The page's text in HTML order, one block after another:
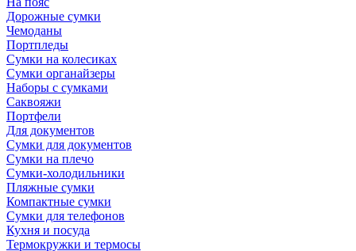
Дорожные сумки
Чемоданы
Портпледы
Сумки на колесиках
Сумки органайзеры
Наборы с сумками
Саквояжи
Портфели
Для документов
Сумки для документов
Сумки на плечо
Сумки-холодильники
Пляжные сумки
Компактные сумки
Сумки для телефонов
Кухня и посуда
Термокружки и термосы